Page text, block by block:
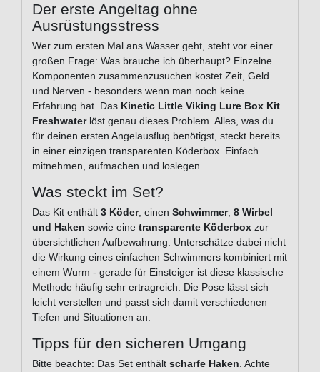
Der erste Angeltag ohne
Ausrüstungsstress
Wer zum ersten Mal ans Wasser geht, steht vor einer
großen Frage: Was brauche ich überhaupt? Einzelne
Komponenten zusammenzusuchen kostet Zeit, Geld
und Nerven - besonders wenn man noch keine
Erfahrung hat. Das Kinetic Little Viking Lure Box Kit
Freshwaterlöst genau dieses Problem. Alles, was du
für deinen ersten Angelausflug benötigst, steckt bereits
in einer einzigen transparenten Köderbox. Einfach
mitnehmen, aufmachen und loslegen.
Was steckt im Set?
Das Kit enthält 3 Köder, einen Schwimmer, 8 Wirbel
und Haken sowie eine transparente Köderbox zur
übersichtlichen Aufbewahrung. Unterschätze dabei nicht
die Wirkung eines einfachen Schwimmers kombiniert mit
einem Wurm - gerade für Einsteiger ist diese klassische
Methode häufig sehr ertragreich. Die Pose lässt sich
leicht verstellen und passt sich damit verschiedenen
Tiefen und Situationen an.
Tipps für den sicheren Umgang
Bitte beachte: Das Set enthält scharfe Haken. Achte